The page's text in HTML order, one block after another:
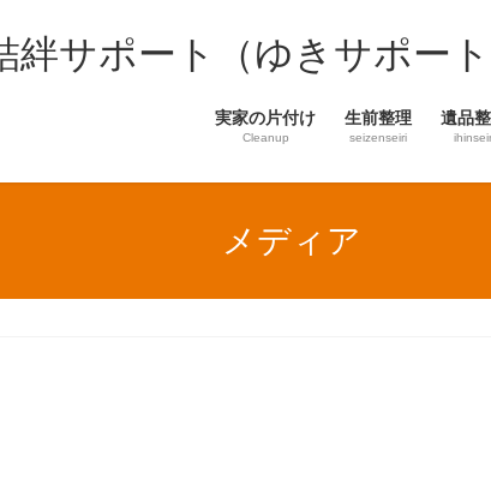
絆サポート（ゆきサポー
実家の片付け
Cleanup
生前整理
seizenseiri
遺品
メディア